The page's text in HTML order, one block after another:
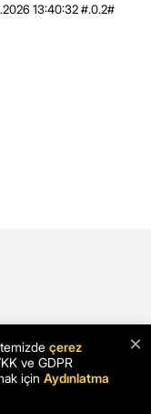
13:40:32 #.0.2#
×
çerez
ve GDPR
için Aydınlatma